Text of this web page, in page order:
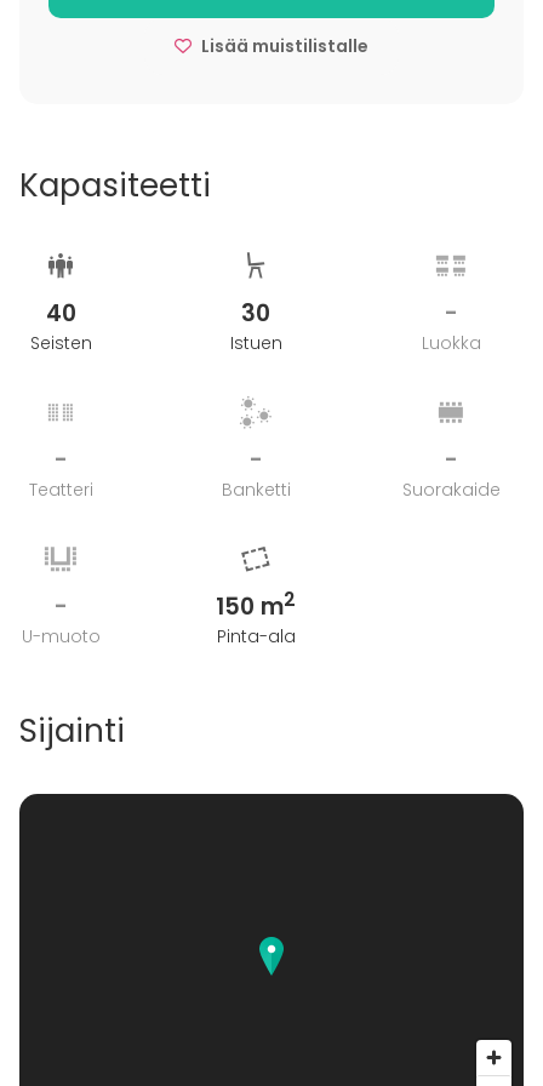
minuutin ajomatkan päässä Turun, Liedon, Kaarinan
ja Raision keskustasta. Meille pääsee myös julkisilla.
Lisää muistilistalle
Kapasiteetti
40
Seisten
30
Istuen
-
Luokka
-
Teatteri
-
Banketti
-
Suorakaide
-
U-muoto
150 m2
Pinta-ala
Sijainti